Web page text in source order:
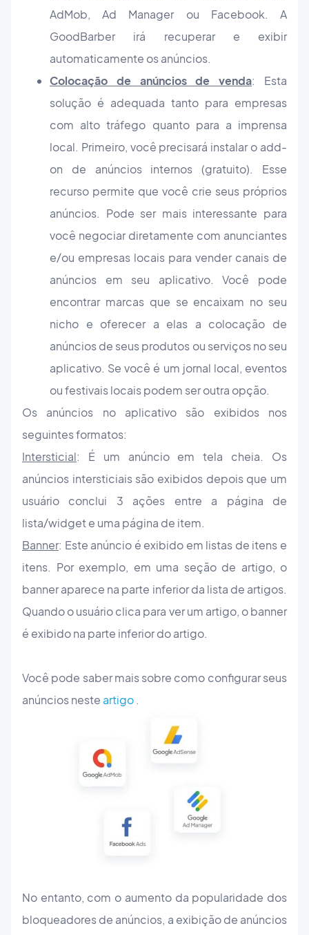
AdMob, Ad Manager ou Facebook. A
GoodBarber irá recuperar e exibir
automaticamente os anúncios.
Colocação de anúncios de venda: Esta
solução é adequada tanto para empresas
com alto tráfego quanto para a imprensa
local. Primeiro, você precisará instalar o add-
on de anúncios internos (gratuito). Esse
recurso permite que você crie seus próprios
anúncios. Pode ser mais interessante para
você negociar diretamente com anunciantes
e/ou empresas locais para vender canais de
anúncios em seu aplicativo. Você pode
encontrar marcas que se encaixam no seu
nicho e oferecer a elas a colocação de
anúncios de seus produtos ou serviços no seu
aplicativo. Se você é um jornal local, eventos
ou festivais locais podem ser outra opção.
Os anúncios no aplicativo são exibidos nos
seguintes formatos:
Intersticial: É um anúncio em tela cheia. Os
anúncios intersticiais são exibidos depois que um
usuário conclui 3 ações entre a página de
lista/widget e uma página de item.
Banner: Este anúncio é exibido em listas de itens e
itens. Por exemplo, em uma seção de artigo, o
banner aparece na parte inferior da lista de artigos.
Quando o usuário clica para ver um artigo, o banner
é exibido na parte inferior do artigo.
Você pode saber mais sobre como configurar seus
anúncios neste artigo .
No entanto, com o aumento da popularidade dos
bloqueadores de anúncios, a exibição de anúncios